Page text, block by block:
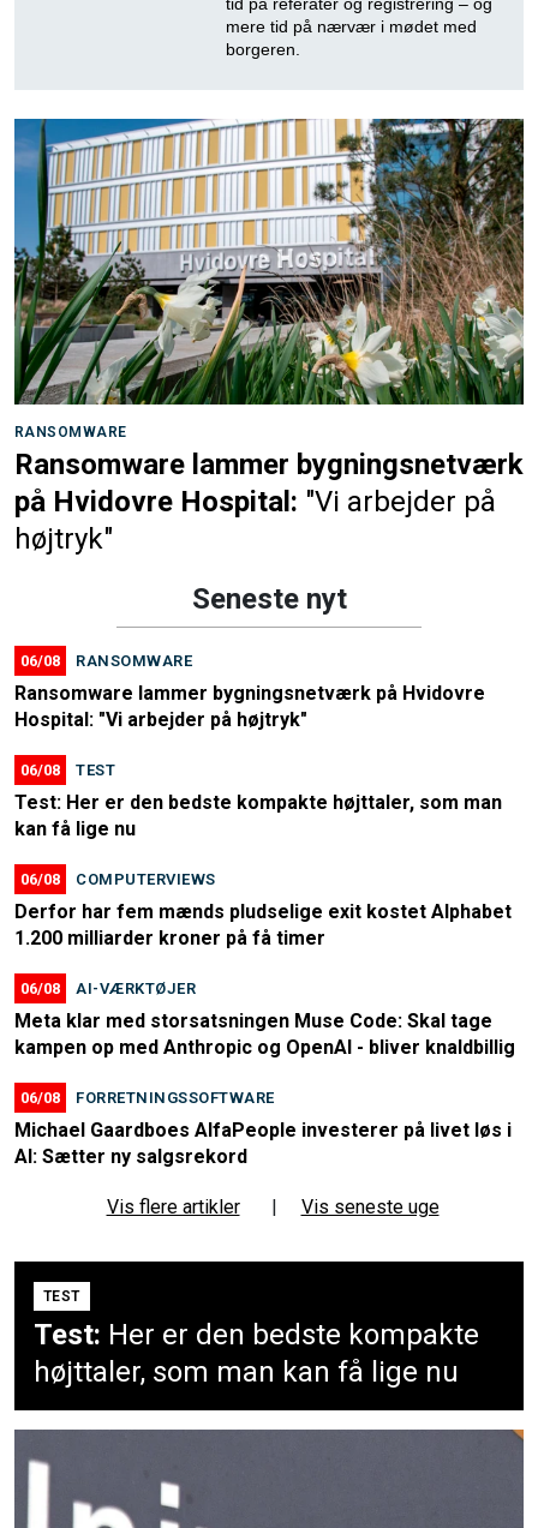
mere tid på nærvær i mødet med
borgeren.
RANSOMWARE
Ransomware lammer bygningsnetværk
på Hvidovre Hospital: "Vi arbejder på
højtryk"
Seneste nyt
06/08 RANSOMWARE
Ransomware lammer bygningsnetværk på Hvidovre
Hospital: "Vi arbejder på højtryk"
06/08 TEST
Test: Her er den bedste kompakte højttaler, som man
kan få lige nu
06/08 COMPUTERVIEWS
Derfor har fem mænds pludselige exit kostet Alphabet
1.200 milliarder kroner på få timer
06/08 AI-VÆRKTØJER
Meta klar med storsatsningen Muse Code: Skal tage
kampen op med Anthropic og OpenAI - bliver knaldbillig
06/08 FORRETNINGSSOFTWARE
Michael Gaardboes AlfaPeople investerer på livet løs i
AI: Sætter ny salgsrekord
Vis flere artikler | Vis seneste uge
TEST
Test: Her er den bedste kompakte
højttaler, som man kan få lige nu